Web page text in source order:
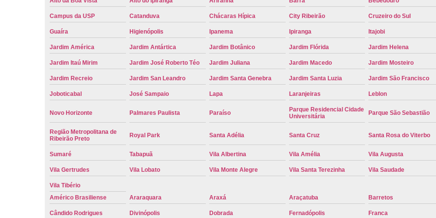
Placa de um Carro Cravinhos
Placa Preta de Carro
Placa
Placa de Identificação Veicular
Placa Veicular Azul
Placa
Placa Veicular Mercosul
Placa Veicular Ribeirão Preto
Reforma de Placa Automotiva
Reforma de Placa Veicular
Reforma Placa Veicular
Serviço de Reforma de Placa
Serviço de Reforma Placa Veicular
Campus da USP Catanduva Chácaras Hípica City Ribeirão Cruzeiro do Sul
Guaíra Higienópolis Ipanema Ipiranga Itajobi
Jardim América Jardim Antártica Jardim Botânico Jardim Flórida Jardim Helena
Jardim Itaú Mirim Jardim José Roberto Téo Jardim Juliana Jardim Macedo Jardim Mosteiro
Jardim Recreio Jardim San Leandro Jardim Santa Genebra Jardim Santa Luzia Jardim São Francisco
Joboticabal José Sampaio Lapa Laranjeiras Leblon
Novo Horizonte Palmares Paulista Paraíso
Parque Residencial Cidade
Universitária
Parque São Sebastião
Região Metropolitana de
Ribeirão Preto
Royal Park Santa Adélia Santa Cruz Santa Rosa do Viterbo
Sumaré Tabapuã Vila Albertina Vila Amélia Vila Augusta
Vila Gertrudes Vila Lobato Vila Monte Alegre Vila Santa Terezinha Vila Saudade
Vila Tibério
Américo Brasiliense
Araraquara Araxá Araçatuba Barretos
Cândido Rodrigues Divinópolis Dobrada Fernadópolis Franca